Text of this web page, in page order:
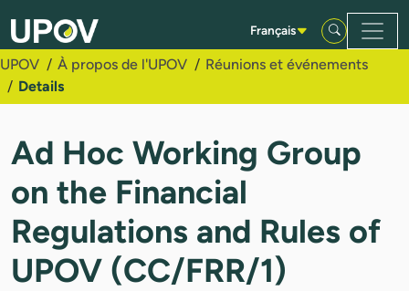
Saut au contenu principal
Français
UPOV À propos de l'UPOV
Réunions et événements
Details
Ad Hoc Working Group
on the Financial
Regulations and Rules of
UPOV (CC/FRR/1)